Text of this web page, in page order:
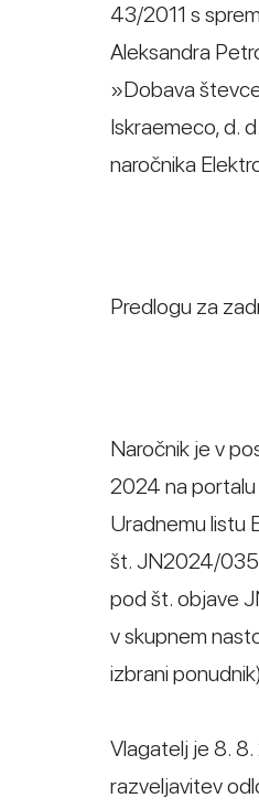
43/2011 s
Aleksandra
»Dobava
Iskraemeco, d.
naročnika
Predlogu za
Naročnik je v
2024 na
Uradnemu listu
št. JN2024/
pod št. objave
v skupnem
izbrani
Vlagatelj je 8.
razveljavitev